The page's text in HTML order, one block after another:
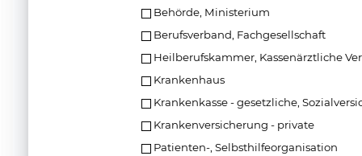
Behörde, Ministerium
Berufsverband, Fachgesellschaft
Heilberufskammer, Kassenärztliche
Krankenhaus
Krankenkasse - gesetzliche,
Krankenversicherung - private
Patienten-, Selbsthilfeorganisation